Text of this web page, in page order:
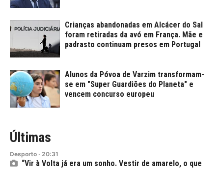
Crianças abandonadas em Alcácer do Sal
foram retiradas da avó em França. Mãe e
padrasto continuam presos em Portugal
Alunos da Póvoa de Varzim transformam-
se em "Super Guardiões do Planeta" e
vencem concurso europeu
Últimas
Desporto · 20:31
“Vir à Volta já era um sonho. Vestir de amarelo, o que